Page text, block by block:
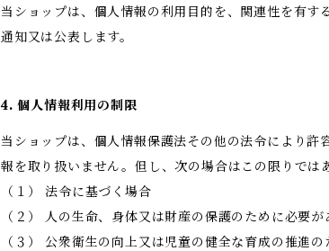
当ショップは、個人情報の利用目的を、関連性を有
通知又は公表します。
4. 個人情報利用の制限
当ショップは、個人情報保護法その他の法令により
報を取り扱いません。但し、次の場合はこの限りでは
（１） 法令に基づく場合
（２） 人の生命、身体又は財産の保護のために必要
（３） 公衆衛生の向上又は児童の健全な育成の推進